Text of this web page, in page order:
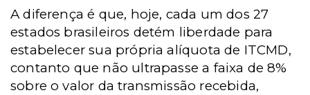
A diferença é que, hoje, cada um dos 27
estados brasileiros detém liberdade para
estabelecer sua própria alíquota de ITCMD,
contanto que não ultrapasse a faixa de 8%
sobre o valor da transmissão recebida,